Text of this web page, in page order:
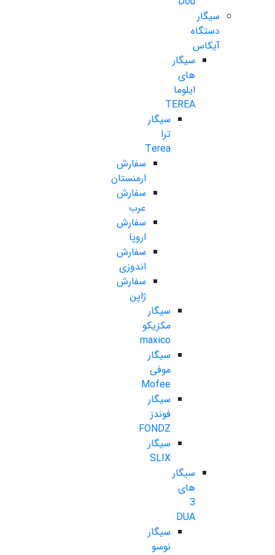
سیگار
دستگاه
آیکاس
سیگار
های
ایلوما
TEREA
سیگار
ترا
Terea
سفارش
ارمنستان
سفارش
عرب
سفارش
اروپا
سفارش
اندوزی
سفارش
ژاپن
سیگار
مکزیکو
maxico
سیگار
موفی
Mofee
سیگار
فوندز
FONDZ
سیگار
SLIX
سیگار
های
3
DUA
سیگار
نوسو